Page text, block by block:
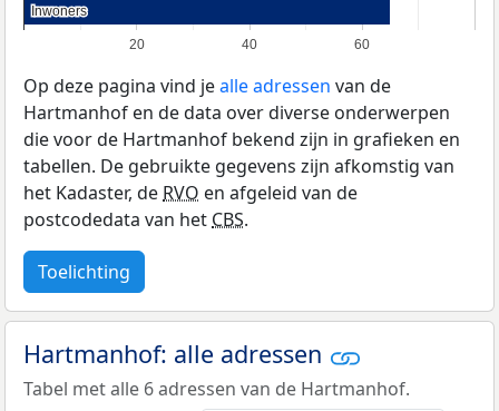
20 40 60
Inwoners
Inwoners
Op deze pagina vind jealle adressen van de
Hartmanhof en de data over diverse onderwerpen
die voor de Hartmanhof bekend zijn in grafieken en
tabellen. De gebruikte gegevens zijn afkomstig van
het Kadaster, deRVO en afgeleid van de
postcodedata van hetCBS.
Toelichting
Hartmanhof: alle adressen
Tabel met alle 6 adressen van de Hartmanhof.